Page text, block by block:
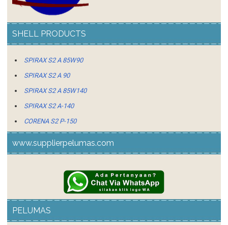
SHELL PRODUCTS
SPIRAX S2 A 85W90
SPIRAX S2 A 90
SPIRAX S2 A 85W140
SPIRAX S2 A-140
CORENA S2 P-150
CORENA S4 R 46
TELLUS S2 MX 68
www.supplierpelumas.com
PELUMAS